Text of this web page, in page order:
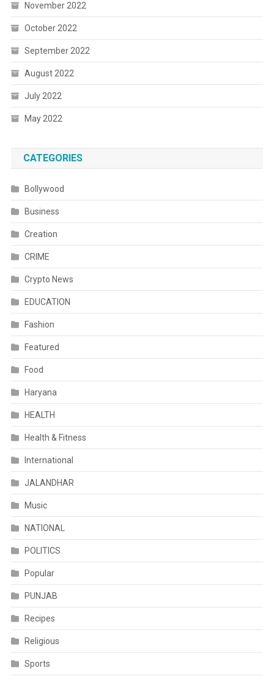
November 2022
October 2022
September 2022
August 2022
July 2022
May 2022
CATEGORIES
Bollywood
Business
Creation
CRIME
Crypto News
EDUCATION
Fashion
Featured
Food
Haryana
HEALTH
Health & Fitness
International
JALANDHAR
Music
NATIONAL
POLITICS
Popular
PUNJAB
Recipes
Religious
Sports